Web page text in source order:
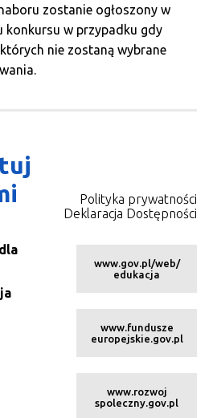
zostanie ogłoszony w
konkursu w przypadku gdy
nie zostaną wybrane
Polityka prywatności
Deklaracja Dostępności
www.gov.pl/web/
edukacja
www.fundusze
europejskie.gov.pl
www.rozwoj
spoleczny.gov.pl